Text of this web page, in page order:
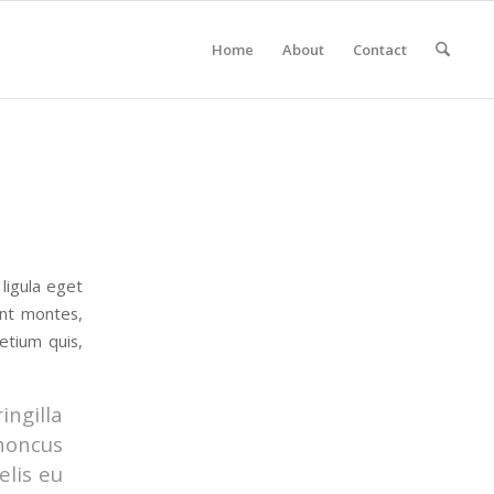
Home About Contact
eget
montes,
quis,
eu